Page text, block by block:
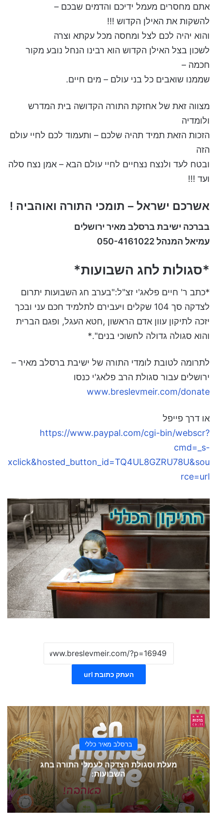
אתם מחסרים מעמל ידיכם והדמים שבכם –
להשקות את האילן הקדוש !!!
והוא יהיה לכם לצל ומחסה מכל עקתא וצרה
לשכון בצל האילן הקדוש הוא רבינו הנחל נובע מקור
חכמה –
שממנו שואבים כל בני עולם – מים חיים.
מצווה זאת של אחזקת התורה הקדושה בית המדרש
ולומדיה
הזכות הזאת תמיד תהיה שלכם – ותעמוד לכם לחיי עולם
הזה
ובטח לעד ולנצח נצחיים לחיי עולם הבא – אמן נצח סלה
ועד !!!
אשרכם ישראל – תומכי התורה ואוהביה !
בברכה ישיבת ברסלב מאיר ירושלים
עמיאל המנהל 050-4161022
*סגולות לחג השבועות*
*כתב ר' חיים פלאג'י זצ"ל:"בערב חג השבועות יתרום
לצדקה סך 104 שקלים ויעבירם לתלמיד חכם עני ובכך
יזכה לתיקון עוון אדם הראשון ,חטא העגל, ופגם הברית
והוא סגולה גדולה לחשוכי בנים".*
לתרומה לטובת לומדי התורה של ישיבת ברסלב מאיר –
ירושלים עבור סגולת הרב פלאג'י כנסו
www.breslevmeir.com/donate
או דרך פייפל
https://www.paypal.com/cgi-bin/webscr?
cmd=_s-
xclick&hosted_button_id=TQ4UL8GZRU78U&sou
rce=url
העתק כתובת url
ברסלב מאיר כללי
מעלת וסגולת הצדקה לעמלי התורה בחג
השבועות: